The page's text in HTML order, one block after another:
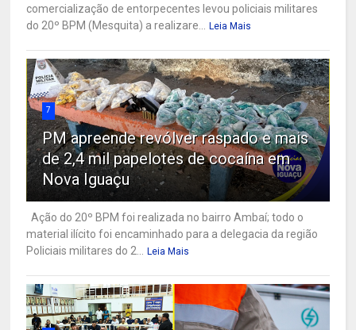
comercialização de entorpecentes levou policiais militares
do 20º BPM (Mesquita) a realizare... Leia Mais
7
PM apreende revólver raspado e mais
de 2,4 mil papelotes de cocaína em
Nova Iguaçu
Ação do 20º BPM foi realizada no bairro Ambaí; todo o
material ilícito foi encaminhado para a delegacia da região
Policiais militares do 2... Leia Mais